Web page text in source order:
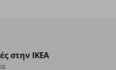
στην IKEA